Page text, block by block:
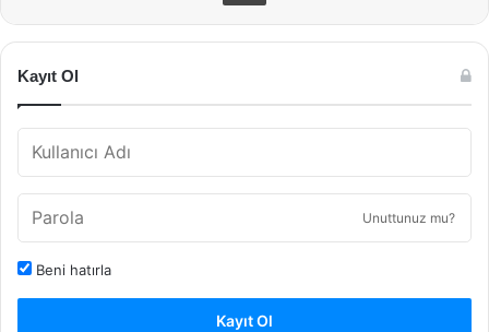
Kayıt Ol
Unuttunuz mu?
Beni hatırla
Kayıt Ol